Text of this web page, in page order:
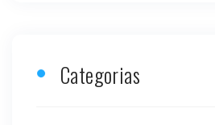
Categorias